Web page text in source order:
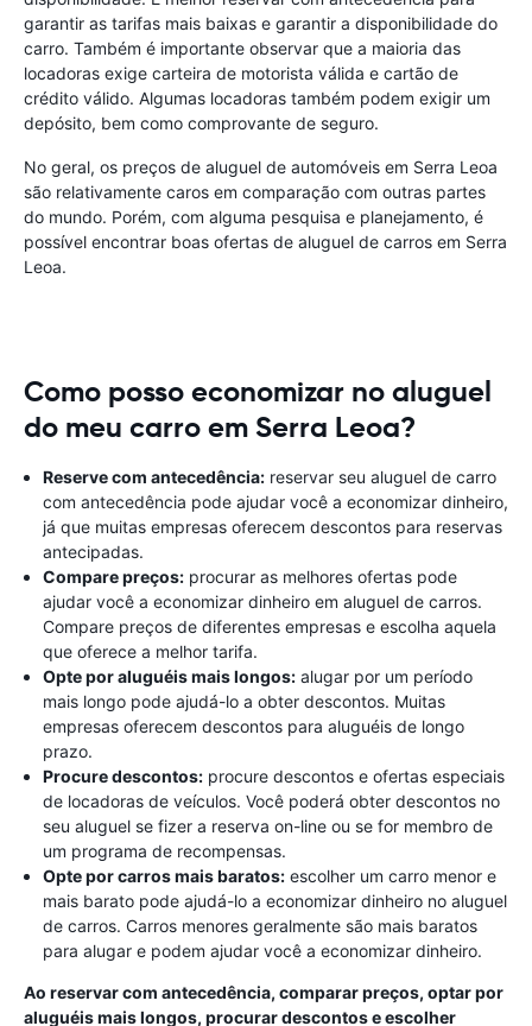
garantir as tarifas mais baixas e garantir a disponibilidade do
carro. Também é importante observar que a maioria das
locadoras exige carteira de motorista válida e cartão de
crédito válido. Algumas locadoras também podem exigir um
depósito, bem como comprovante de seguro.
No geral, os preços de aluguel de automóveis em Serra Leoa
são relativamente caros em comparação com outras partes
do mundo. Porém, com alguma pesquisa e planejamento, é
possível encontrar boas ofertas de aluguel de carros em Serra
Leoa.
Como posso economizar no aluguel
do meu carro em Serra Leoa?
Reserve com antecedência: reservar seu aluguel de carro
com antecedência pode ajudar você a economizar dinheiro,
já que muitas empresas oferecem descontos para reservas
antecipadas.
Compare preços: procurar as melhores ofertas pode
ajudar você a economizar dinheiro em aluguel de carros.
Compare preços de diferentes empresas e escolha aquela
que oferece a melhor tarifa.
Opte por aluguéis mais longos: alugar por um período
mais longo pode ajudá-lo a obter descontos. Muitas
empresas oferecem descontos para aluguéis de longo
prazo.
Procure descontos: procure descontos e ofertas especiais
de locadoras de veículos. Você poderá obter descontos no
seu aluguel se fizer a reserva on-line ou se for membro de
um programa de recompensas.
Opte por carros mais baratos: escolher um carro menor e
mais barato pode ajudá-lo a economizar dinheiro no aluguel
de carros. Carros menores geralmente são mais baratos
para alugar e podem ajudar você a economizar dinheiro.
Ao reservar com antecedência, comparar preços, optar por
aluguéis mais longos, procurar descontos e escolher